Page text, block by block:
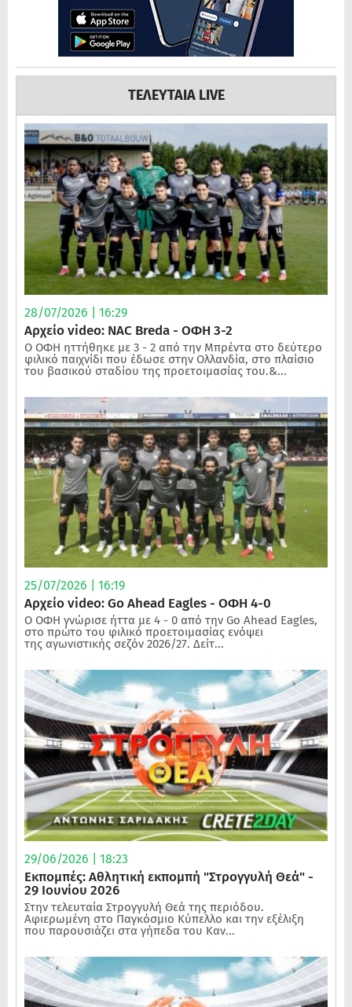
ΤΕΛΕΥΤΑΙΑ LIVE
28/07/2026 | 16:29
Αρχείο video: NAC Breda - ΟΦΗ 3-2
Ο ΟΦΗ ηττήθηκε με 3 - 2 από την Μπρέντα στο δεύτερο
φιλικό παιχνίδι που έδωσε στην Ολλανδία, στο πλαίσιο
του βασικού σταδίου της προετοιμασίας του.&...
25/07/2026 | 16:19
Αρχείο video: Go Ahead Eagles - ΟΦΗ 4-0
Ο ΟΦΗ γνώρισε ήττα με 4 - 0 από την Go Ahead Eagles,
στο πρώτο του φιλικό προετοιμασίας ενόψει
της αγωνιστικής σεζόν 2026/27. Δείτ...
29/06/2026 | 18:23
Εκπομπές: Αθλητική εκπομπή "Στρογγυλή Θεά" -
29 Ιουνίου 2026
Στην τελευταία Στρογγυλή Θεά της περιόδου.
Αφιερωμένη στο Παγκόσμιο Κύπελλο και την εξέλιξη
που παρουσιάζει στα γήπεδα του Καν...